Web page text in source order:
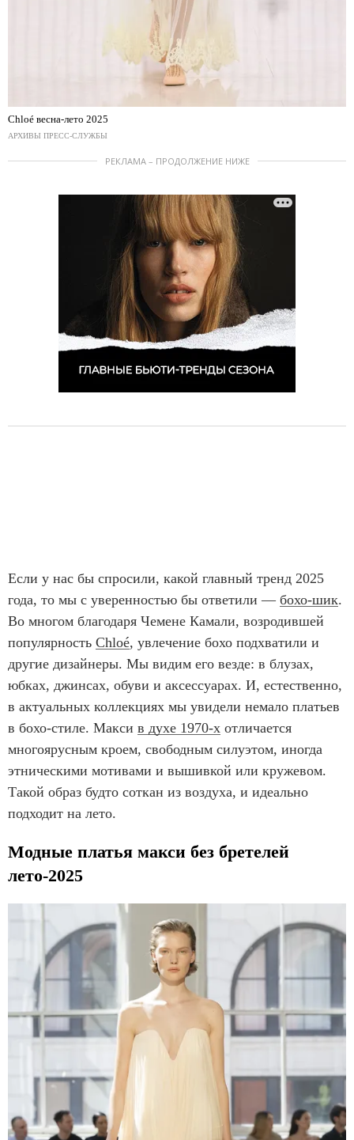
Chloé весна-лето 2025
АРХИВЫ ПРЕСС-СЛУЖБЫ
РЕКЛАМА – ПРОДОЛЖЕНИЕ НИЖЕ
Если у нас бы спросили, какой главный тренд 2025
года, то мы с уверенностью бы ответили — бохо-шик.
Во многом благодаря Чемене Камали, возродившей
популярность Chloé, увлечение бохо подхватили и
другие дизайнеры. Мы видим его везде: в блузах,
юбках, джинсах, обуви и аксессуарах. И, естественно,
в актуальных коллекциях мы увидели немало платьев
в бохо-стиле. Макси в духе 1970-х отличается
многоярусным кроем, свободным силуэтом, иногда
этническими мотивами и вышивкой или кружевом.
Такой образ будто соткан из воздуха, и идеально
подходит на лето.
Модные платья макси без бретелей
лето-2025